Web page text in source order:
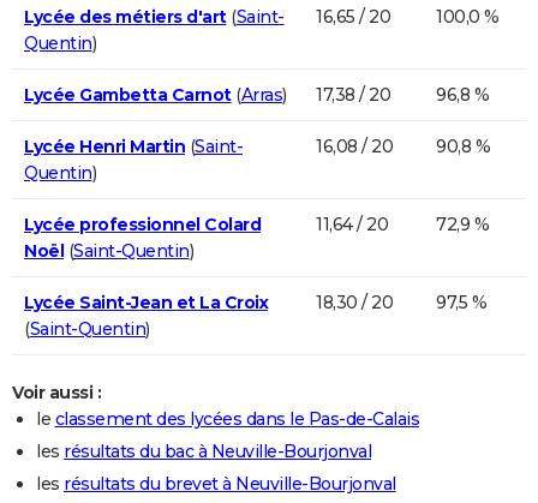
Lycée des métiers d'art(Saint-
Quentin)
16,65 / 20 100,0 %
Lycée Gambetta Carnot(Arras) 17,38 / 20 96,8 %
Lycée Henri Martin (Saint-
Quentin)
16,08 / 20 90,8 %
Lycée professionnel Colard
Noël(Saint-Quentin)
11,64 / 20 72,9 %
Lycée Saint-Jean et La Croix
(Saint-Quentin)
18,30 / 20 97,5 %
Voir aussi :
le classement des lycées dans le Pas-de-Calais
les résultats du bac à Neuville-Bourjonval
les résultats du brevet à Neuville-Bourjonval